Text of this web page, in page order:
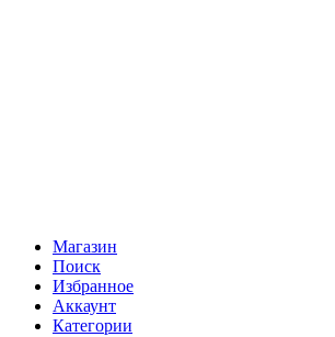
Магазин
Поиск
Избранное
Аккаунт
Категории